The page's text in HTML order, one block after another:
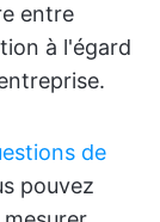
entre
à l'égard
de
pouvez